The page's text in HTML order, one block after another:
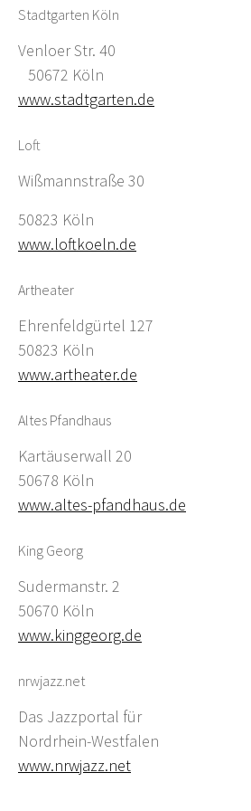
Stadtgarten Köln
Venloer Str. 40
50672 Köln
www.stadtgarten.de
Loft
Wißmannstraße 30
50823 Köln
www.loftkoeln.de
Artheater
Ehrenfeldgürtel 127
50823 Köln
www.artheater.de
Altes Pfandhaus
Kartäuserwall 20
50678 Köln
www.altes-pfandhaus.de
King Georg
Sudermanstr. 2
50670 Köln
www.kinggeorg.de
nrwjazz.net
Das Jazzportal für
Nordrhein-Westfalen
www.nrwjazz.net